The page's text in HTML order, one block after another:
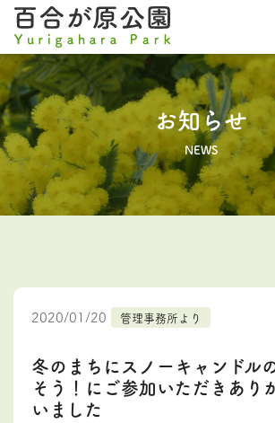
お知らせ
NEWS
2020/01/20 管理事務所より
冬のまちにスノーキャンドル
そう！にご参加いただきあり
いました